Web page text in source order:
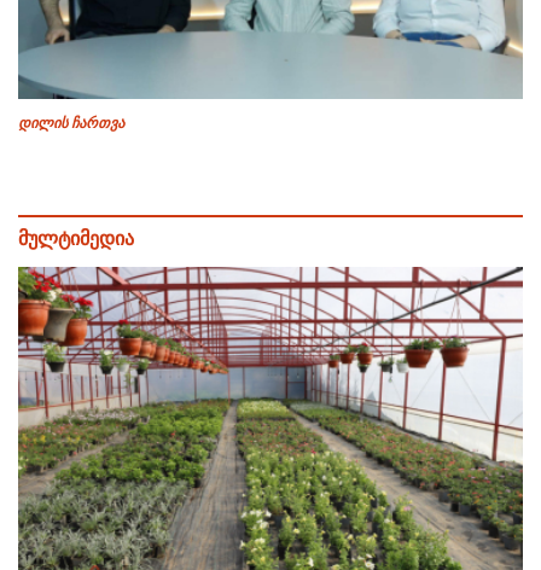
დილის ჩართვა
მულტიმედია